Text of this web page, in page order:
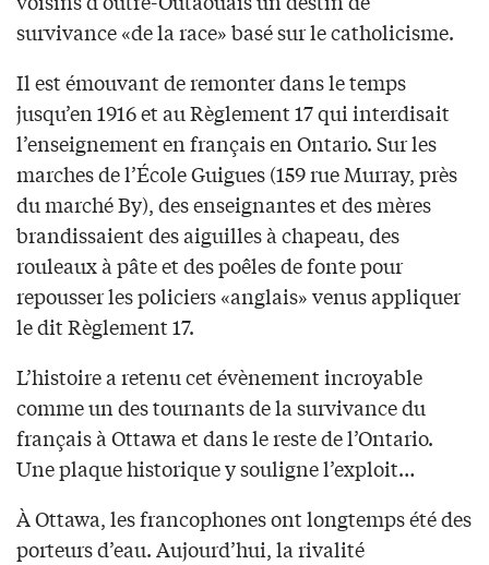
survivance «de la race» basé sur le catholicisme.
Il est émouvant de remonter dans le temps
jusqu’en 1916 et au Règlement 17 qui interdisait
l’enseignement en français en Ontario. Sur les
marches de l’École Guigues (159 rue Murray, près
du marché By), des enseignantes et des mères
brandissaient des aiguilles à chapeau, des
rouleaux à pâte et des poêles de fonte pour
repousser les policiers «anglais» venus appliquer
le dit Règlement 17.
L’histoire a retenu cet évènement incroyable
comme un des tournants de la survivance du
français à Ottawa et dans le reste de l’Ontario.
Une plaque historique y souligne l’exploit…
À Ottawa, les francophones ont longtemps été des
porteurs d’eau. Aujourd’hui, la rivalité